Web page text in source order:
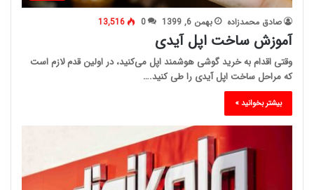
صادق محمدزاده بهمن 6, 1399 0
13,516
آموزش ساخت اپل آیدی
وقتی اقدام به خرید گوشی هوشمند اپل می‌کنید، در اولین قدم لازم است
که مراحل ساخت اپل آیدی را طی کنید.…
بیشتر بخوانید »